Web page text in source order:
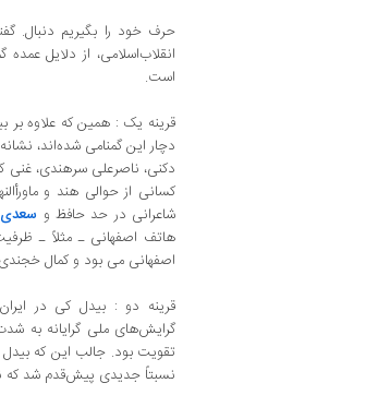
حرف خود را بگیریم دنبال‌.
انقلاب‌اسلامی، از دلایل
است.
قرینه یک ‌: همین که علاوه بر
دچار این گمنامی شده‌اند،
دکنی‌، ناصرعلی سرهندی‌، غنی
کسانی از حوالی هند و
شاعرانی در حد حافظ و سعدی
هاتف اصفهانی ـ مثلاً ـ
اصفهانی می‌ بود و کمال
قرینه دو : بیدل کی در
گرایش‌های ملی‌ گرایانه به
تقویت بود. جالب این که بیدل
نسبتاً جدیدی پیش‌قدم شد که